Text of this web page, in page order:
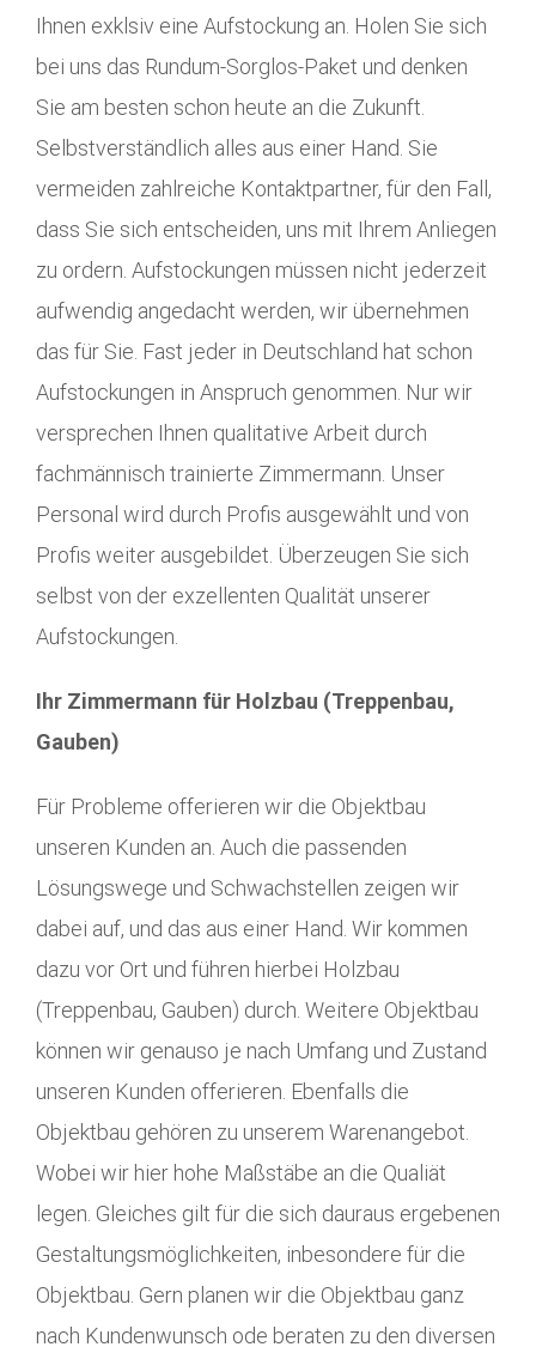
Ihnen exklsiv eine Aufstockung an. Holen Sie sich
bei uns das Rundum-Sorglos-Paket und denken
Sie am besten schon heute an die Zukunft.
Selbstverständlich alles aus einer Hand. Sie
vermeiden zahlreiche Kontaktpartner, für den Fall,
dass Sie sich entscheiden, uns mit Ihrem Anliegen
zu ordern. Aufstockungen müssen nicht jederzeit
aufwendig angedacht werden, wir übernehmen
das für Sie. Fast jeder in Deutschland hat schon
Aufstockungen in Anspruch genommen. Nur wir
versprechen Ihnen qualitative Arbeit durch
fachmännisch trainierte Zimmermann. Unser
Personal wird durch Profis ausgewählt und von
Profis weiter ausgebildet. Überzeugen Sie sich
selbst von der exzellenten Qualität unserer
Aufstockungen.
Ihr Zimmermann für Holzbau (Treppenbau,
Gauben)
Für Probleme offerieren wir die Objektbau
unseren Kunden an. Auch die passenden
Lösungswege und Schwachstellen zeigen wir
dabei auf, und das aus einer Hand. Wir kommen
dazu vor Ort und führen hierbei Holzbau
(Treppenbau, Gauben) durch. Weitere Objektbau
können wir genauso je nach Umfang und Zustand
unseren Kunden offerieren. Ebenfalls die
Objektbau gehören zu unserem Warenangebot.
Wobei wir hier hohe Maßstäbe an die Qualiät
legen. Gleiches gilt für die sich dauraus ergebenen
Gestaltungsmöglichkeiten, inbesondere für die
Objektbau. Gern planen wir die Objektbau ganz
nach Kundenwunsch ode beraten zu den diversen